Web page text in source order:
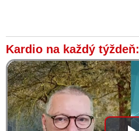
Kardio na každý týždeň: